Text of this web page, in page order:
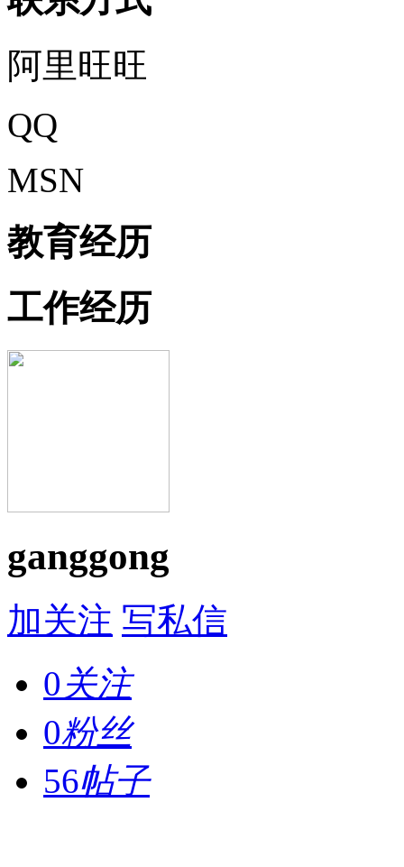
阿里旺旺
QQ
MSN
教育经历
工作经历
ganggong
加关注 写私信
0关注
0粉丝
56帖子